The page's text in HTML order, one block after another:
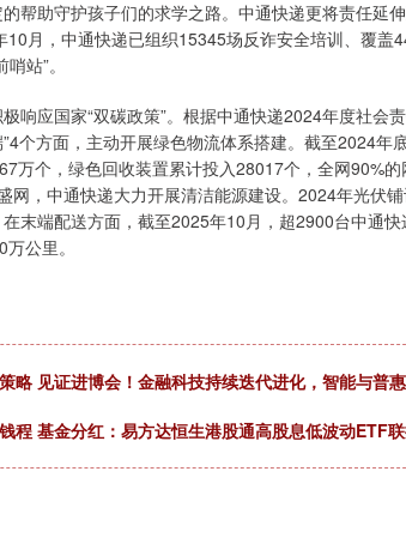
帮助守护孩子们的求学之路。中通快递更将责任延
10月，中通快递已组织15345场反诈安全培训、覆
站”。
应国家“双碳政策”。根据中通快递2024年度社会
个方面，主动开展绿色物流体系搭建。截至2024
万个，绿色回收装置累计投入28017个，全网90%
网，中通快递大力开展清洁能源建设。2024年光伏
末端配送方面，截至2025年10月，超2900台中通
公里。
略 见证进博会！金融科技持续迭代进化，智能与普
程 基金分红：易方达恒生港股通高股息低波动ETF